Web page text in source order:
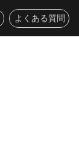
よくある質問